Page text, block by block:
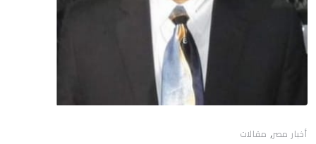
أخبار مصر, مقالات